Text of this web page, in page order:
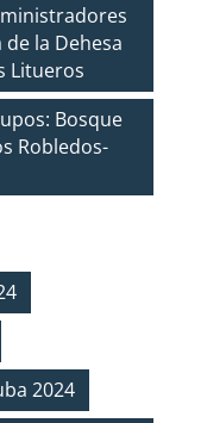
la Dehesa
Litueros
Bosque
Robledos-
2024